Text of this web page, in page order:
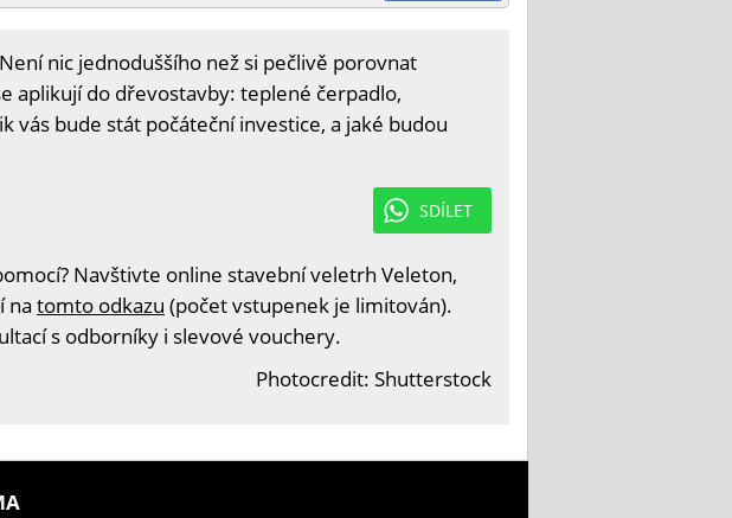
nic jednoduššího než si pečlivě porovnat
aplikují do dřevostavby: teplené čerpadlo,
bude stát počáteční investice, a jaké budou
SDÍLET
Navštivte online stavební veletrh Veleton,
na tomto odkazu (počet vstupenek je limitován).
s odborníky i slevové vouchery.
Photocredit: Shutterstock